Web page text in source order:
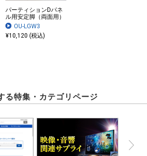
パーティションDパネ
ル用安定脚（両面用）
OU-LGW3
¥10,120 (税込)
る特集・カテゴリページ